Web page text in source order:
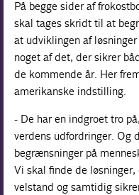
På begge sider af
skal tages skridt til at
at udviklingen af
noget af det, der sikrer
de kommende år. Her
amerikanske indstilling.
- De har en indgroet tro
verdens udfordringer. Og
begrænsninger på
Vi skal finde de
velstand og samtidig